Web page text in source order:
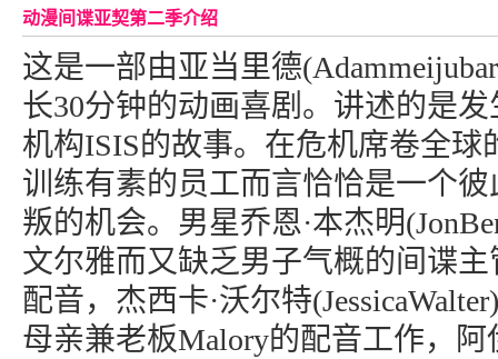
动漫间谍亚契第二季介绍
这是一部由亚当里德
长30分钟的动画喜剧。讲述的是
机构ISIS的故事。在危机席卷全球
训练有素的员工而言恰恰是一个
叛的机会。男星乔恩·本杰明
文尔雅而又缺乏男子气概的间谍主
配音，杰西卡·沃尔特
母亲兼老板Malory的配音工作，阿